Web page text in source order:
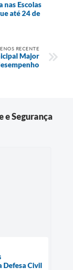
nas Escolas
até 24 de
RECENTE
Major
e Segurança
Defesa Civil